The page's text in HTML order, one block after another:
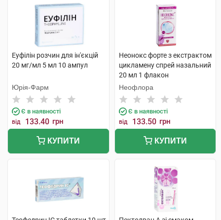
Еуфілін розчин для ін'єкцій
20 мг/мл 5 мл 10 ампул
Юрія-Фарм
Є в наявності
від 133.40 грн
КУПИТИ
Неонокс форте з екстрактом
цикламену спрей назальний
20 мл 1 флакон
Неофлора
Є в наявності
від 133.50 грн
КУПИТИ